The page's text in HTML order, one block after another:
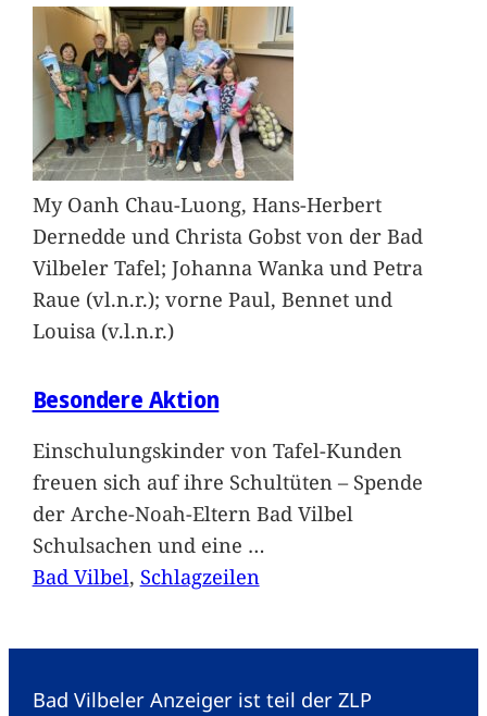
My Oanh Chau-Luong, Hans-Herbert
Dernedde und Christa Gobst von der Bad
Vilbeler Tafel; Johanna Wanka und Petra
Raue (vl.n.r.); vorne Paul, Bennet und
Louisa (v.l.n.r.)
Besondere Aktion
Einschulungskinder von Tafel-Kunden
freuen sich auf ihre Schultüten – Spende
der Arche-Noah-Eltern Bad Vilbel
Schulsachen und eine …
Bad Vilbel, Schlagzeilen
Bad Vilbeler Anzeiger ist teil der ZLP